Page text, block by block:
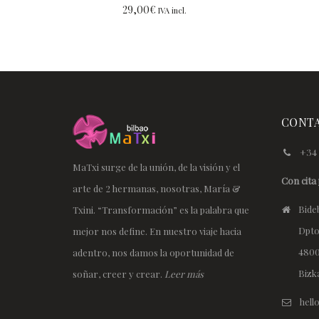
29,00€ IVA incl.
MaTxi surge de la unión, de la visión y el
arte de 2 hermanas, nosotras, María &
Txini. “Transformación” es la palabra que
mejor nos define. En nuestro viaje hacia
adentro, nos damos la oportunidad de
soñar, creer y crear. Leer más
+34
Con cita